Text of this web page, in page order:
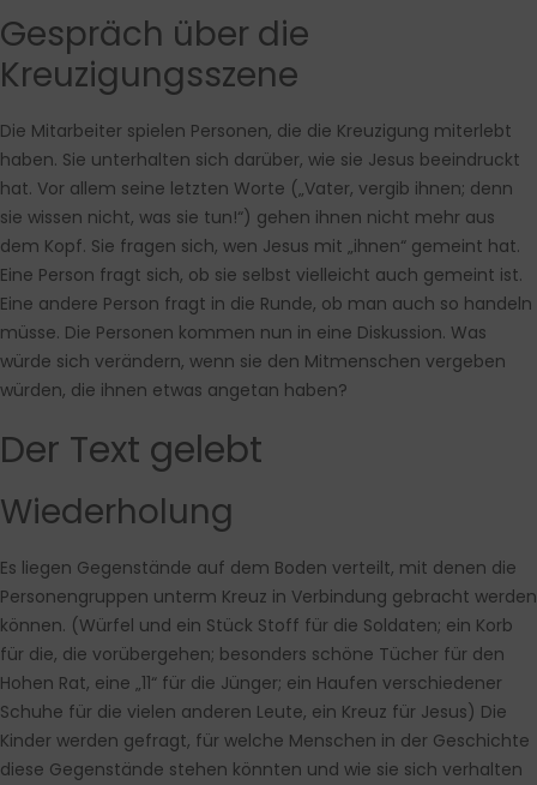
Gespräch über die
Kreuzigungsszene
Die Mitarbeiter spielen Personen, die die Kreuzigung miterlebt
haben. Sie unterhalten sich darüber, wie sie Jesus beeindruckt
hat. Vor allem seine letzten Worte („Vater, vergib ihnen; denn
sie wissen nicht, was sie tun!“) gehen ihnen nicht mehr aus
dem Kopf. Sie fragen sich, wen Jesus mit „ihnen“ gemeint hat.
Eine Person fragt sich, ob sie selbst vielleicht auch gemeint ist.
Eine andere Person fragt in die Runde, ob man auch so handeln
müsse. Die Personen kommen nun in eine Diskussion. Was
würde sich verändern, wenn sie den Mitmenschen vergeben
würden, die ihnen etwas angetan haben?
Der Text gelebt
Wiederholung
Es liegen Gegenstände auf dem Boden verteilt, mit denen die
Personengruppen unterm Kreuz in Verbindung gebracht werden
können. (Würfel und ein Stück Stoff für die Soldaten; ein Korb
für die, die vorübergehen; besonders schöne Tücher für den
Hohen Rat, eine „11“ für die Jünger; ein Haufen verschiedener
Schuhe für die vielen anderen Leute, ein Kreuz für Jesus) Die
Kinder werden gefragt, für welche Menschen in der Geschichte
diese Gegenstände stehen könnten und wie sie sich verhalten